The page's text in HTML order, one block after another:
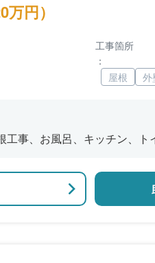
円）
工事箇所
：
屋根
外
工事、お風呂、キッチン、